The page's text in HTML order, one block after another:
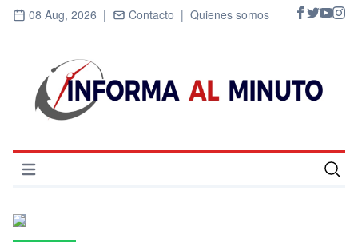
08 Aug, 2026 | Contacto | Quienes somos
Abrir menú